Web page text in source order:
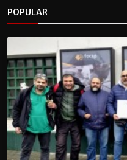
POPULAR